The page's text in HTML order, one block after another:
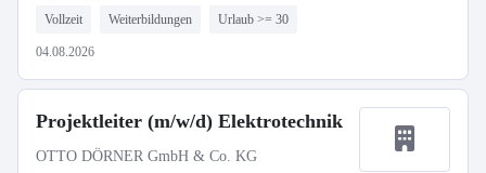
Vollzeit Weiterbildungen Urlaub >= 30
04.08.2026
Projektleiter (m/w/d) Elektrotechnik
OTTO DÖRNER GmbH & Co. KG